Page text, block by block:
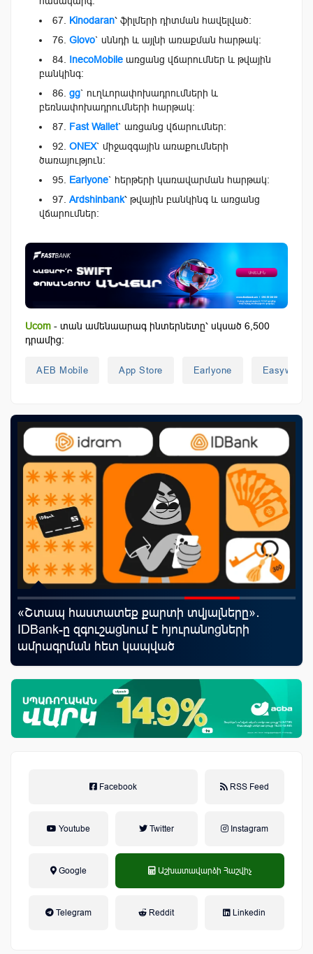
67. Kinodaran՝ ֆիլմերի դիտման հավելված։
76. Glovo` սննդի և այլնի առաքման հարթակ։
84. InecoMobile առցանց վճարումներ և թվային
բանկինգ։
86. gg` ուղևորափոխադրումների և
բեռնափոխադրումների հարթակ։
87. Fast Wallet` առցանց վճարումներ։
92. ONEX` միջազգային առաքումների
ծառայություն։
95. Earlyone` հերթերի կառավարման հարթակ։
97. Ardshinbank՝ թվային բանկինգ և առցանց
վճարումներ։
Ucom - տան ամենաարագ ինտերնետը՝ սկսած 6,500
դրամից:
AEB Mobile App Store Earlyone Easywallet
«Շտապ հաստատեք քարտի տվյալները»․
IDBank-ը զգուշացնում է հյուրանոցների
ամրագրման հետ կապված
զեղծարարությունների մասին
Facebook RSS Feed
Youtube Twitter Instagram
Google Աշխատավարձի Հաշվիչ
Telegram Reddit Linkedin